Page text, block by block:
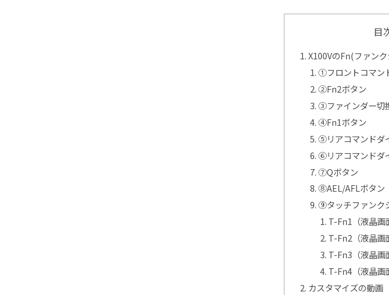
目
X100VのFn(ファン
①フロントコマン
②Fn2ボタン
③ファインダー切
④Fn1ボタン
⑤リアコマンドダ
⑥リアコマンドダ
⑦Qボタン
⑧AEL/AFLボタン
⑨タッチファンク
T-Fn1（液晶画
T-Fn2（液晶画
T-Fn3（液晶画
T-Fn4（液晶画
カスタマイズの動画